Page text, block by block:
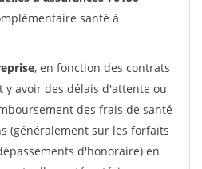
santé à
, en fonction des contrats
y avoir des délais d'attente ou
des frais de santé
(généralement sur les forfaits
d'honoraire) en